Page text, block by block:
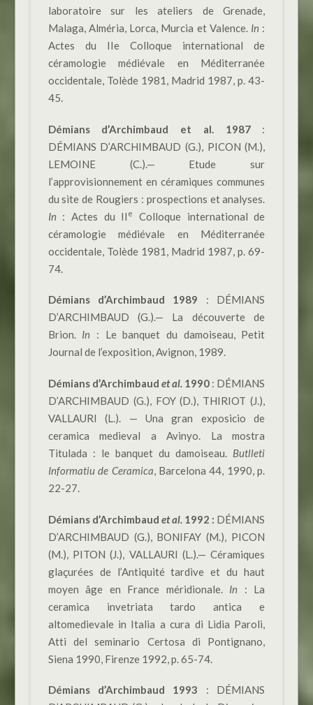
laboratoire sur les ateliers de Grenade,
Malaga, Alméria, Lorca, Murcia et Valence. In :
Actes du IIe Colloque international de
céramologie médiévale en Méditerranée
occidentale, Tolède 1981, Madrid 1987, p. 43-
45.
Démians d’Archimbaud et al. 1987 :
DÉMIANS D’ARCHIMBAUD (G.), PICON (M.),
LEMOINE (C.).— Etude sur
l’approvisionnement en céramiques communes
du site de Rougiers : prospections et analyses.
In : Actes du II e
Colloque international de
céramologie médiévale en Méditerranée
occidentale, Tolède 1981, Madrid 1987, p. 69-
74.
Démians d’Archimbaud 1989 : DÉMIANS
D’ARCHIMBAUD (G.).— La découverte de
Brion. In : Le banquet du damoiseau, Petit
Journal de l’exposition, Avignon, 1989.
Démians d’Archimbaud et al. 1990 : DÉMIANS
D’ARCHIMBAUD (G.), FOY (D.), THIRIOT (J.),
VALLAURI (L.). — Una gran exposicio de
ceramica medieval a Avinyo. La mostra
Titulada : le banquet du damoiseau. Butlleti
Informatiu de Ceramica, Barcelona 44, 1990, p.
22-27.
Démians d’Archimbaud et al. 1992 : DÉMIANS
D’ARCHIMBAUD (G.), BONIFAY (M.), PICON
(M.), PITON (J.), VALLAURI (L.).— Céramiques
glaçurées de l’Antiquité tardive et du haut
moyen âge en France méridionale. In : La
ceramica invetriata tardo antica e
altomedievale in Italia a cura di Lidia Paroli,
Atti del seminario Certosa di Pontignano,
Siena 1990, Firenze 1992, p. 65-74.
Démians d’Archimbaud 1993 : DÉMIANS